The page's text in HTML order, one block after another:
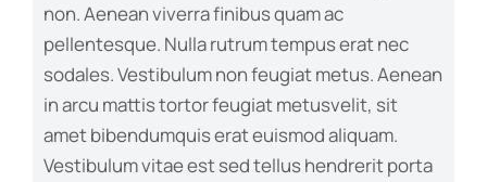
non. Aenean viverra finibus quam ac
pellentesque. Nulla rutrum tempus erat nec
sodales. Vestibulum non feugiat metus. Aenean
in arcu mattis tortor feugiat metusvelit, sit
amet bibendumquis erat euismod aliquam.
Vestibulum vitae est sed tellus hendrerit porta